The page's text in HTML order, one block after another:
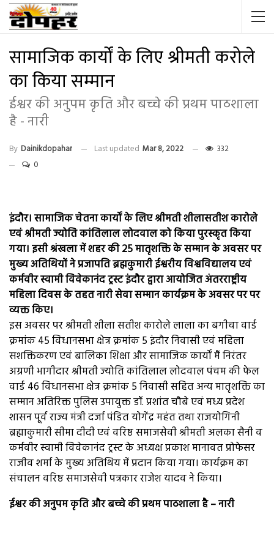
सामाजिक कार्यों के लिए श्रीमती करोले
का किया सम्मान
ईश्वर की अनुपम कृति और बच्चे की प्रथम पाठशाला
है - नारी
By Dainikdopahar Last updated Mar 8, 2022
332
0
इंदौर। सामाजिक चेतना कार्यों के लिए श्रीमती शीलासतीश कारोले
एवं श्रीमती ज्योति कांतिलाल लोदवाल को किया पुरस्कृत किया
गया। इसी श्रंखला में शहर की 25 मातृशक्ति के सम्मान के अवसर पर
मुख्य अतिथियों ने प्रजापति ब्रह्मकुमारी ईश्वरीय विश्वविद्यालय एवं
कर्मवीर स्वामी विवेकानंद ट्रस्ट इंदौर द्वारा आयोजित अंतरराष्ट्रीय
महिला दिवस के तहत नारी सेवा सम्मान कार्यक्रम के अवसर पर पर
व्यक्त किए।
इस अवसर पर श्रीमती शीला सतीश कारोले लाला का बगीचा वार्ड
क्रमांक 45 विधानसभा क्षेत्र क्रमांक 5 इंदौर निवासी एवं महिला
सशक्तिकरण एवं बालिका शिक्षा और सामाजिक कार्यों मैं निरंतर
अग्रणी भागीदार श्रीमती ज्योति कांतिलाल लोदवाल पंचम की फेल
वार्ड 46 विधानसभा क्षेत्र क्रमांक 5 निवासी सहित अन्य मातृशक्ति का
सम्मान अतिरिक्त पुलिस उपायुक्त डॉ. प्रशांत चौबे एवं मध्य प्रदेश
शासन पूर्व राज्य मंत्री दर्जा पंडित योगेंद्र महंत तथा राजयोगिनी
ब्रह्माकुमारी सीमा दीदी एवं वरिष्ठ समाजसेवी श्रीमती अलका सैनी व
कर्मवीर स्वामी विवेकानंद ट्रस्ट के अध्यक्ष प्रकाश मानावत प्रोफेसर
राजीव शर्मा के मुख्य अतिथिय में प्रदान किया गया। कार्यक्रम का
संचालन वरिष्ठ समाजसेवी पत्रकार राजेश यादव ने किया।
ईश्वर की अनुपम कृति और बच्चे की प्रथम पाठशाला है – नारी